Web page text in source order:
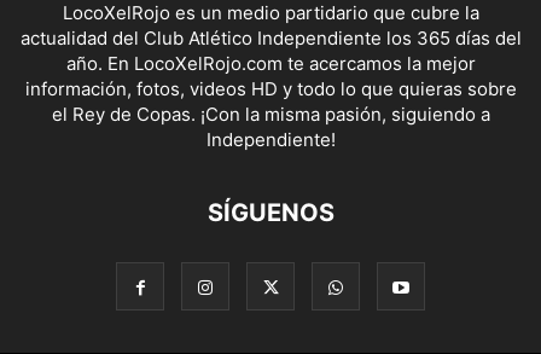
LocoXelRojo es un medio partidario que cubre la
actualidad del Club Atlético Independiente los 365 días del
año. En LocoXelRojo.com te acercamos la mejor
información, fotos, videos HD y todo lo que quieras sobre
el Rey de Copas. ¡Con la misma pasión, siguiendo a
Independiente!
SÍGUENOS